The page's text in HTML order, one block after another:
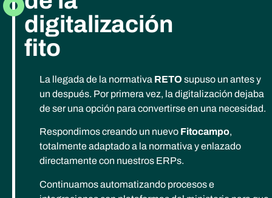
digitalización
fito
La llegada de la normativa RETO supuso un antes y
un después. Por primera vez, la digitalización dejaba
de ser una opción para convertirse en una necesidad.
Respondimos creando un nuevo Fitocampo,
totalmente adaptado a la normativa y enlazado
directamente con nuestros ERPs.
Continuamos automatizando procesos e